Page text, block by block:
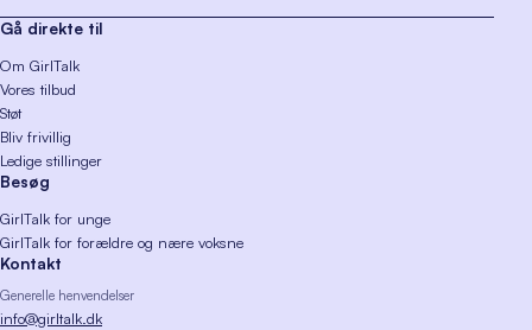
Gå direkte til
Om GirlTalk
Vores tilbud
Støt
Bliv frivillig
Ledige stillinger
Besøg
GirlTalk for unge
GirlTalk for forældre og nære voksne
Kontakt
Generelle henvendelser
info@girltalk.dk